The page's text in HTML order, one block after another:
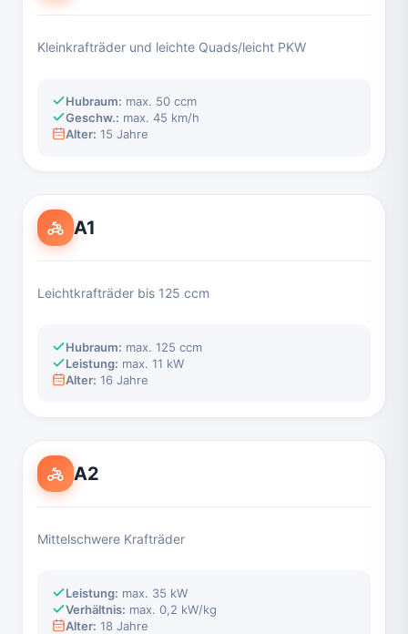
Kleinkrafträder und leichte Quads/leicht PKW
Hubraum: max. 50 ccm
Geschw.: max. 45 km/h
Alter: 15 Jahre
A1
Leichtkrafträder bis 125 ccm
Hubraum: max. 125 ccm
Leistung: max. 11 kW
Alter: 16 Jahre
A2
Mittelschwere Krafträder
Leistung: max. 35 kW
Verhältnis: max. 0,2 kW/kg
Alter: 18 Jahre